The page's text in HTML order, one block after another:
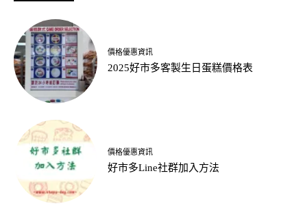
價格優惠資訊
2025好市多客製生日蛋糕價格表
價格優惠資訊
好市多Line社群加入方法